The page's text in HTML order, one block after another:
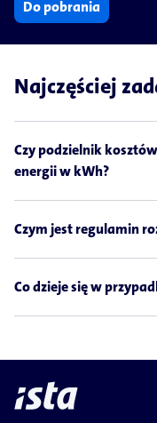
Do pobrania
Najczęściej
Czy podzielnik
energii w kWh?
Czym jest regulamin
Co dzieje się w